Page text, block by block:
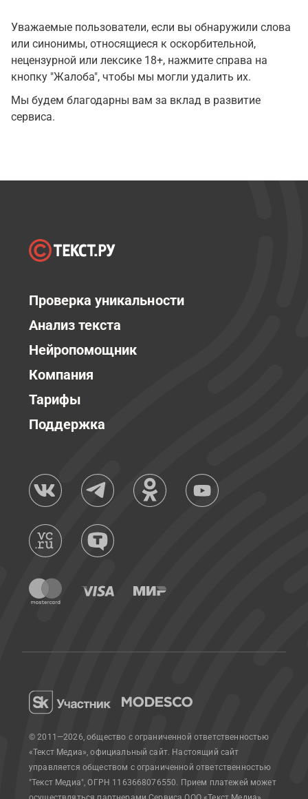
Уважаемые пользователи, если вы обнаружили слова
или синонимы, относящиеся к оскорбительной,
нецензурной или лексике 18+, нажмите справа на
кнопку "Жалоба", чтобы мы могли удалить их.
Мы будем благодарны вам за вклад в развитие
сервиса.
Проверка уникальности
Анализ текста
Нейропомощник
Компания
Тарифы
Поддержка
© 2011—2026, общество с ограниченной ответственностью
«Текст Медиа», официальный сайт. Настоящий сайт
управляется обществом с ограниченной ответственностью
"Текст Медиа", ОГРН 1163668076550. Прием платежей может